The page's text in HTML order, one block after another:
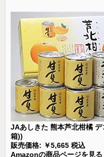
JAあしきた 熊本芦北柑橘
箱))
販売価格: ￥5,665 税込
Amazonの商品ページを見